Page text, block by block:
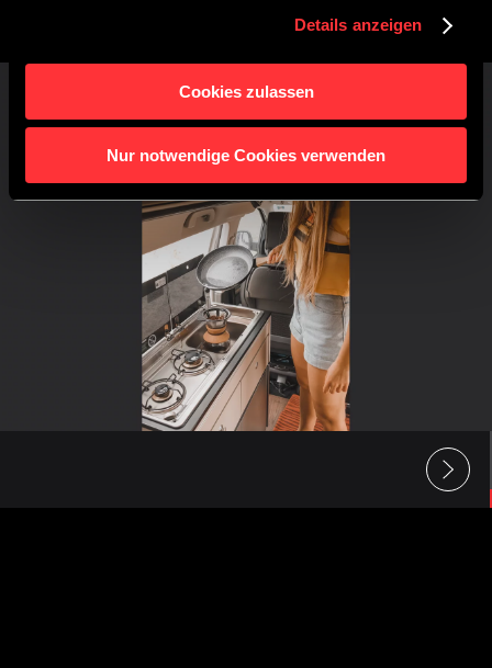
Details anzeigen
Cookies zulassen
Nur notwendige Cookies verwenden